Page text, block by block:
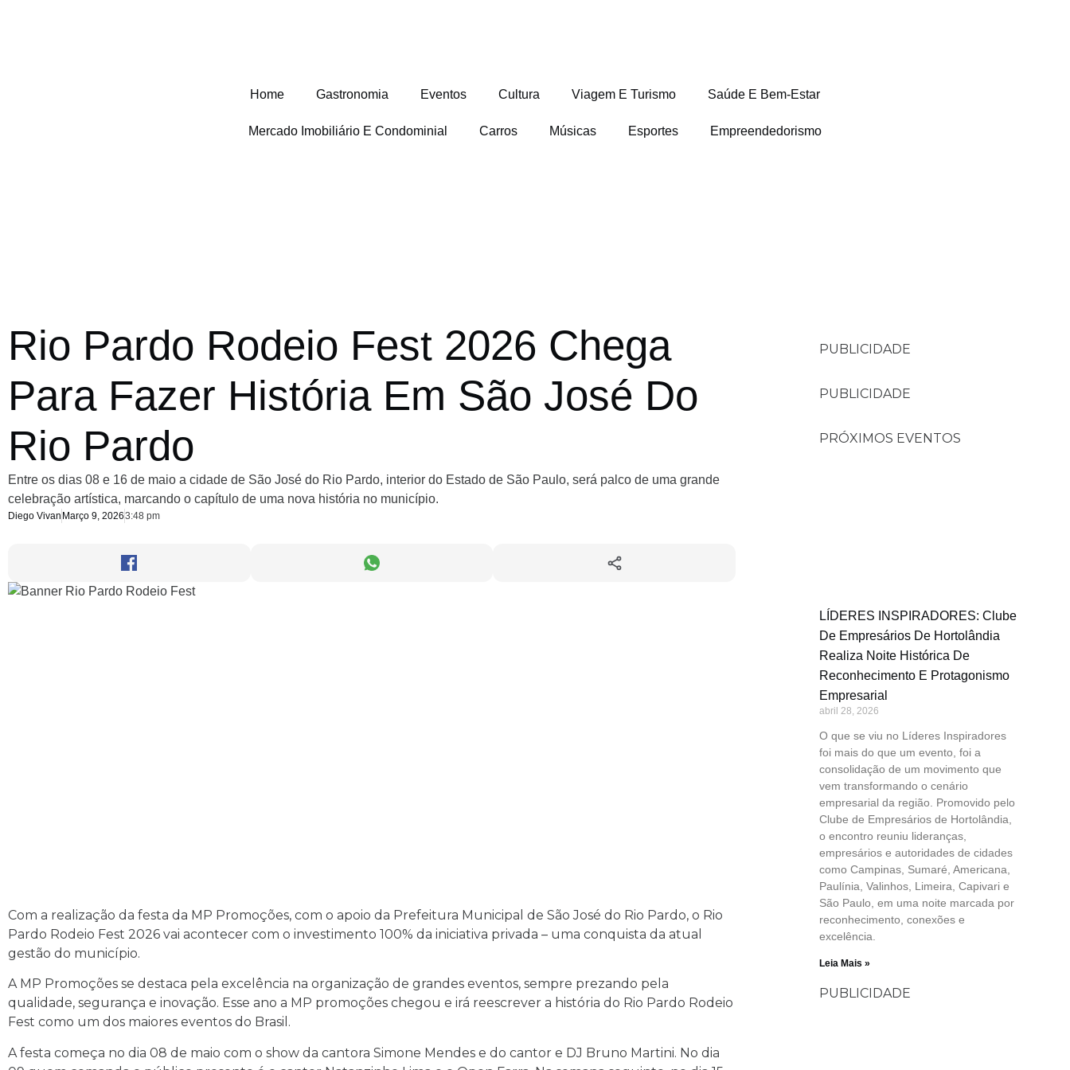
Home Gastronomia Eventos Cultura Viagem E Turismo Saúde E Bem-Estar
Mercado Imobiliário E Condominial Carros Músicas Esportes Empreendedorismo
Rio Pardo Rodeio Fest 2026 Chega
Para Fazer História Em São José Do
Rio Pardo
Entre os dias 08 e 16 de maio a cidade de São José do Rio Pardo, interior do Estado de São Paulo, será palco de uma grande
celebração artística, marcando o capítulo de uma nova história no município.
Diego Vivan Março 9, 20263:48 pm
Com a realização da festa da MP Promoções, com o apoio da Prefeitura Municipal de São José do Rio Pardo, o Rio
Pardo Rodeio Fest 2026 vai acontecer com o investimento 100% da iniciativa privada – uma conquista da atual
gestão do município.
A MP Promoções se destaca pela excelência na organização de grandes eventos, sempre prezando pela
qualidade, segurança e inovação. Esse ano a MP promoções chegou e irá reescrever a história do Rio Pardo Rodeio
Fest como um dos maiores eventos do Brasil.
A festa começa no dia 08 de maio com o show da cantora Simone Mendes e do cantor e DJ Bruno Martini. No dia
PUBLICIDADE
PUBLICIDADE
PRÓXIMOS EVENTOS
LÍDERES INSPIRADORES: Clube
De Empresários De Hortolândia
Realiza Noite Histórica De
Reconhecimento E Protagonismo
Empresarial
abril 28, 2026
O que se viu no Líderes Inspiradores
foi mais do que um evento, foi a
consolidação de um movimento que
vem transformando o cenário
empresarial da região. Promovido pelo
Clube de Empresários de Hortolândia,
o encontro reuniu lideranças,
empresários e autoridades de cidades
como Campinas, Sumaré, Americana,
Paulínia, Valinhos, Limeira, Capivari e
São Paulo, em uma noite marcada por
reconhecimento, conexões e
excelência.
Leia Mais »
PUBLICIDADE